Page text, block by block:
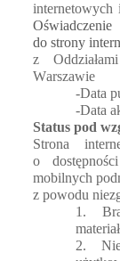
do strony
z
Warszawie
-Data
-Data
Status pod
Strona
o
mobilnych
z powodu
1.
2.